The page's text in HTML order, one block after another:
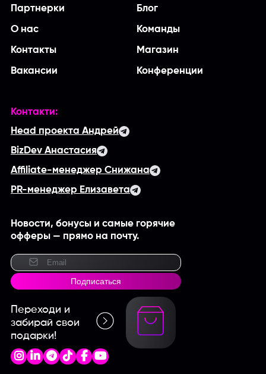
Партнерки Блог
О нас Команды
Контакты Магазин
Вакансии Конференции
Контакти:
Head проекта Андрей
BizDev Анастасия
Affiliate-менеджер Снижана
PR-менеджер Елизавета
Новости, бонусы и самые горячие
офферы — прямо на почту.
Подписаться
Переходи и
забирай свои
подарки!